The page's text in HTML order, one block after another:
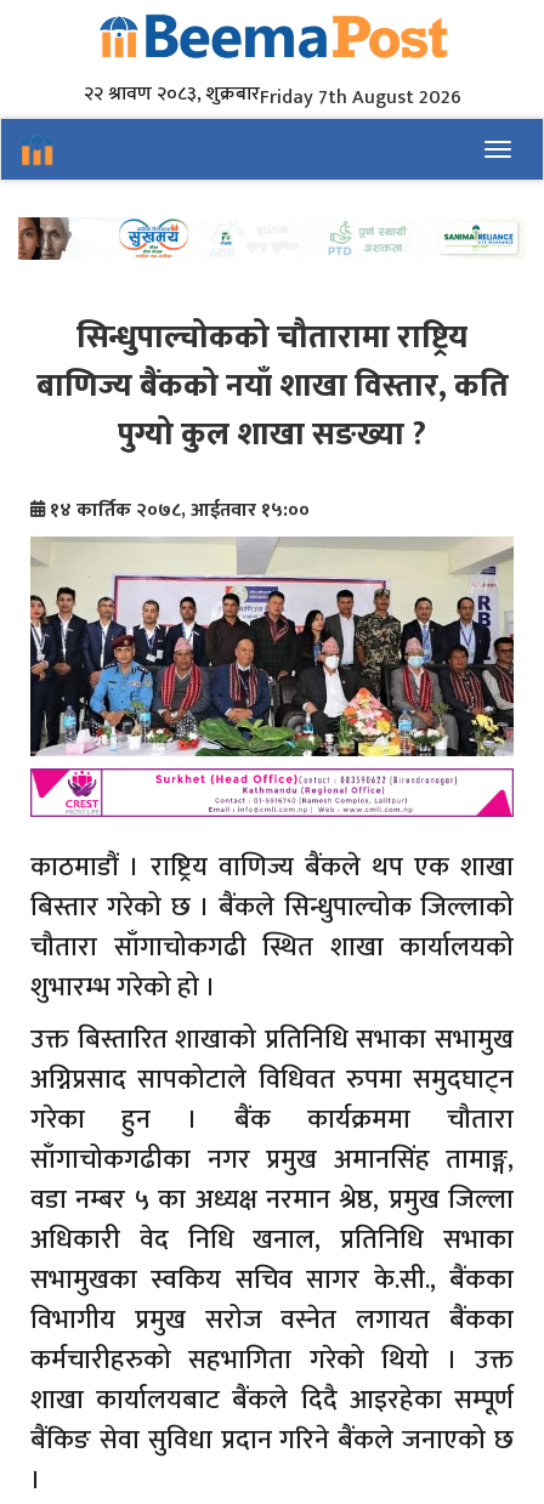
२२ श्रावण २०८३, शुक्रबारFriday 7th August 2026
सिन्धुपाल्चोकको चौतारामा राष्ट्रिय
बाणिज्य बैंकको नयाँ शाखा विस्तार, कति
पुग्यो कुल शाखा सङख्या ?
१४ कार्तिक २०७८, आईतवार १५:००
काठमाडौं । राष्ट्रिय वाणिज्य बैंकले थप एक शाखा
बिस्तार गरेको छ । बैंकले सिन्धुपाल्चोक जिल्लाको
चौतारा साँगाचोकगढी स्थित शाखा कार्यालयको
शुभारम्भ गरेको हो ।
उक्त बिस्तारित शाखाको प्रतिनिधि सभाका सभामुख
अग्निप्रसाद सापकोटाले विधिवत रुपमा समुदघाट्न
गरेका हुन । बैंक कार्यक्रममा चौतारा
साँगाचोकगढीका नगर प्रमुख अमानसिंह तामाङ्ग,
वडा नम्बर ५ का अध्यक्ष नरमान श्रेष्ठ, प्रमुख जिल्ला
अधिकारी वेद निधि खनाल, प्रतिनिधि सभाका
सभामुखका स्वकिय सचिव सागर के.सी., बैंकका
विभागीय प्रमुख सरोज वस्नेत लगायत बैंकका
कर्मचारीहरुको सहभागिता गरेको थियो । उक्त
शाखा कार्यालयबाट बैंकले दिदै आइरहेका सम्पूर्ण
बैंकिङ सेवा सुविधा प्रदान गरिने बैंकले जनाएको छ
।